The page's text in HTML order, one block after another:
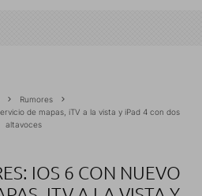
Rumores
de mapas, iTV a la vista y iPad 4 con dos
altavoces
IOS 6 CON NUEVO